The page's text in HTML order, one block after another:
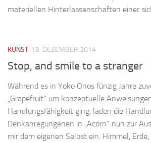
materiellen Hinterlassenschaften einer sich
KUNST 13. DEZEMBER 2014
Stop, and smile to a stranger
Während es in Yoko Onos fünzig Jahre
„Grapefruit“ um konzeptuelle
Handlungsfähigkeit ging, laden die
Denkanregungenen in „Acorn“ nun zur
mir dem eigenen Selbst ein. Himmel, Erde,